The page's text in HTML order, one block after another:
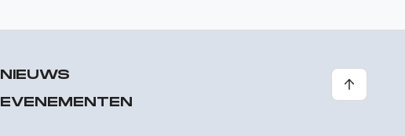
NIEUWS
EVENEMENTEN